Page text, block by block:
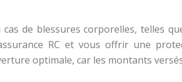
cas de blessures corporelles, telles
RC et vous offrir une
optimale, car les montants